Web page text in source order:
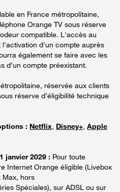
en France métropolitaine,
Orange TV sous réserve
compatible. L'accès au
d'un compte auprès
également se faire avec les
d’un compte préexistant.
réservée aux clients
réserve d’éligibilité technique
: Netflix, Disney+, Apple
janvier 2029 : Pour toute
Internet Orange éligible (Livebox
Max, hors
Spéciales), sur ADSL ou sur